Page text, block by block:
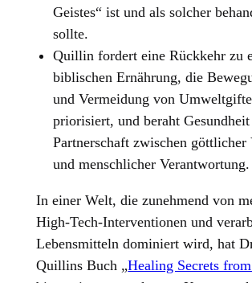
Geistes“ ist und als solcher
sollte.
Quillin fordert eine Rückkehr zu
biblischen Ernährung, die
und Vermeidung von
priorisiert, und beraht
Partnerschaft zwischen göttlicher
und menschlicher Verantwortung.
In einer Welt, die zunehmend von
High-Tech-Interventionen und
Lebensmitteln dominiert wird, hat
Quillins Buch „Healing Secrets